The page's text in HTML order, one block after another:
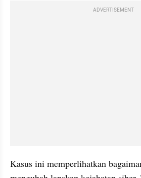
ADVERTISEMENT
Kasus ini memperlihatkan